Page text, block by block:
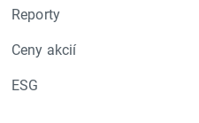
Reporty
Ceny akcií
ESG